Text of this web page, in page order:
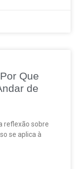
Que
de
reflexão sobre
se aplica à